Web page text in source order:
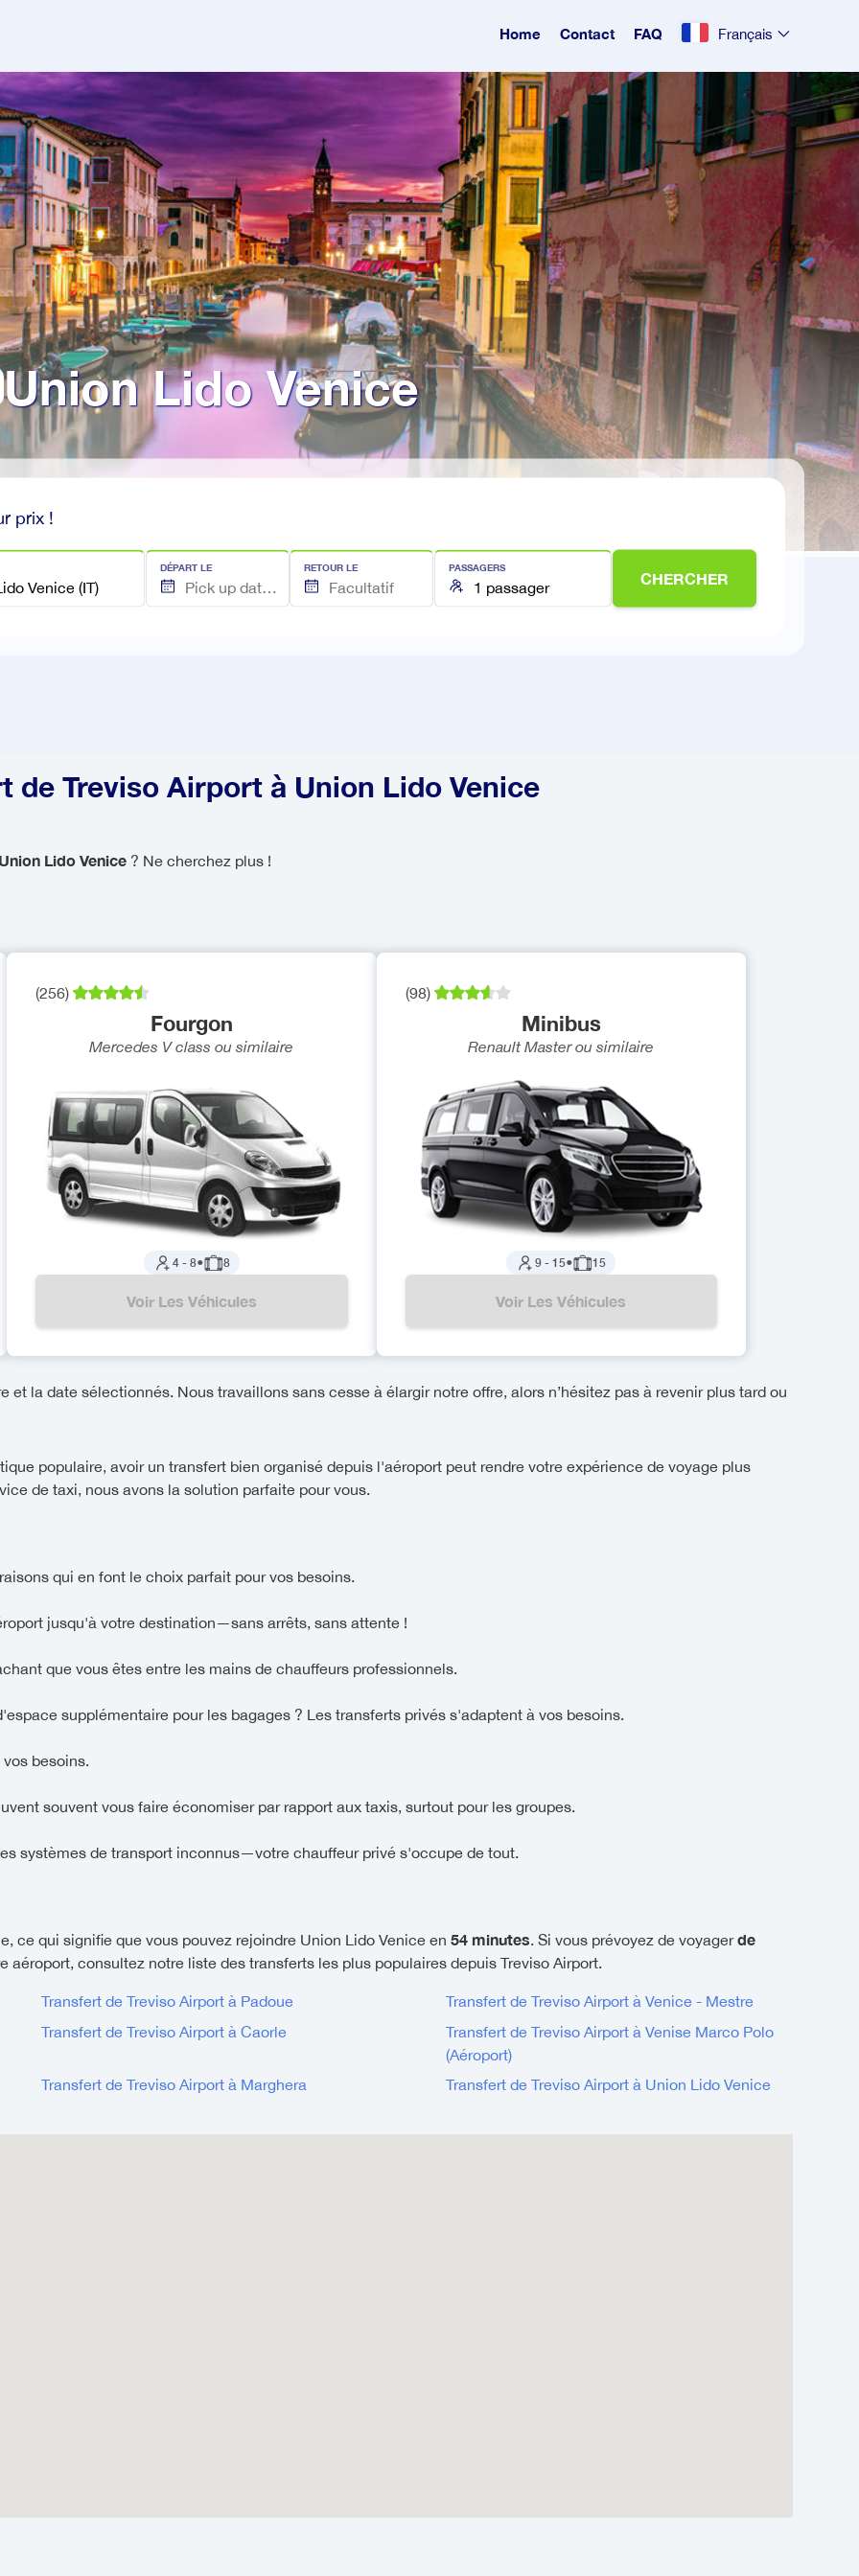
Home Contact FAQ Français
Union Lido Venice
prix !
DÉPART LE RETOUR LE PASSAGERS
CHERCHER
de Treviso Airport à Union Lido Venice
Lido Venice ? Ne cherchez plus !
(256)
Fourgon
Mercedes V class ou similaire
4- 8● 8
Voir Les Véhicules
(98)
Minibus
Renault Master ou similaire
9 -15● 15
Voir Les Véhicules
et la date sélectionnés. Nous travaillons sans cesse à élargir notre offre, alors n’hésitez pas à revenir plus tard ou
populaire, avoir un transfert bien organisé depuis l'aéroport peut rendre votre expérience de voyage plus
de taxi, nous avons la solution parfaite pour vous.
qui en font le choix parfait pour vos besoins.
jusqu'à votre destination—sans arrêts, sans attente !
que vous êtes entre les mains de chauffeurs professionnels.
supplémentaire pour les bagages ? Les transferts privés s'adaptent à vos besoins.
besoins.
souvent vous faire économiser par rapport aux taxis, surtout pour les groupes.
systèmes de transport inconnus—votre chauffeur privé s'occupe de tout.
ce qui signifie que vous pouvez rejoindre Union Lido Venice en 54 minutes. Si vous prévoyez de voyagerde
aéroport, consultez notre liste des transferts les plus populaires depuis Treviso Airport.
Transfert de Treviso Airport à Padoue
Transfert de Treviso Airport à Venice - Mestre
Transfert de Treviso Airport à Caorle
Transfert de Treviso Airport à Venise Marco Polo
(Aéroport)
Transfert de Treviso Airport à Marghera
Transfert de Treviso Airport à Union Lido Venice